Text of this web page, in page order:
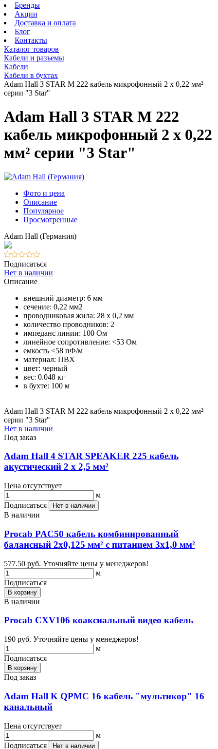
Бренды
Акции
Доставка и оплата
Блог
Контакты
Каталог товаров
Кабели и разъемы
Кабели
Кабели в бухтах
Adam Hall 3 STAR M 222 кабель микрофонный 2 х 0,22 мм²
серии "3 Star"
Adam Hall 3 STAR M 222
кабель микрофонный 2 х 0,22
мм² серии "3 Star"
Фото и цена
Описание
Популярное
Просмотренные
Adam Hall (Германия)
Подписаться
Нет в наличии
Описание
внешний диаметр: 6 мм
сечение: 0,22 мм2
проводниковая жила: 28 x 0,2 мм
количество проводников: 2
импеданс линии: 100 Ом
линейное сопротивление: <53 Ом
емкость <58 пФ/м
материал: ПВХ
цвет: черный
вес: 0.048 кг
в бухте: 100 м
Adam Hall 3 STAR M 222 кабель микрофонный 2 х 0,22 мм²
серии "3 Star"
Нет в наличии
Под заказ
Adam Hall 4 STAR SPEAKER 225 кабель
акустический 2 х 2,5 мм²
Цена отсутствует
м
Подписаться
Нет в наличии
В наличии
Procab PAC50 кабель комбинированный
балансный 2x0,125 мм² с питанием 3х1,0 мм²
577.50 руб. Уточняйте цены у менеджеров!
м
Подписаться
В корзину
В наличии
Procab CXV106 коаксиальный видео кабель
190 руб. Уточняйте цены у менеджеров!
м
Подписаться
В корзину
Под заказ
Adam Hall K QPMC 16 кабель "мультикор" 16
канальный
Цена отсутствует
м
Подписаться
Нет в наличии